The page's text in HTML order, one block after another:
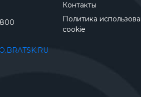
Контакты
Политика
cookie